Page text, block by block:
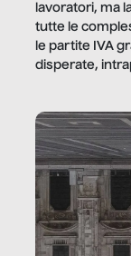
lavoratori, ma
tutte le
le partite IVA
disperate,